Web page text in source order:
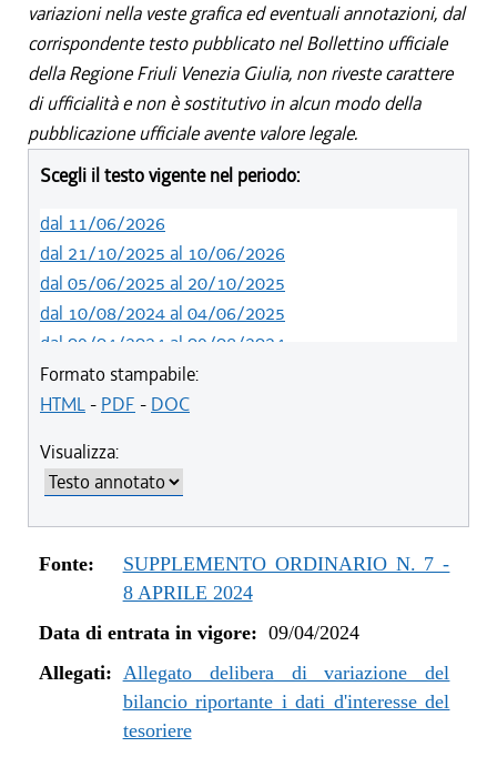
variazioni nella veste grafica ed eventuali annotazioni, dal
corrispondente testo pubblicato nel Bollettino ufficiale
della Regione Friuli Venezia Giulia, non riveste carattere
di ufficialità e non è sostitutivo in alcun modo della
pubblicazione ufficiale avente valore legale.
Scegli il testo vigente nel periodo:
dal 11/06/2026
dal 21/10/2025 al 10/06/2026
dal 05/06/2025 al 20/10/2025
dal 10/08/2024 al 04/06/2025
dal 09/04/2024 al 09/08/2024
Formato stampabile:
HTML- PDF - DOC
Visualizza:
Fonte:
SUPPLEMENTO ORDINARIO N. 7 -
8 APRILE 2024
Data di entrata in vigore: 09/04/2024
Allegati: Allegato delibera di variazione del
bilancio riportante i dati d'interesse del
tesoriere